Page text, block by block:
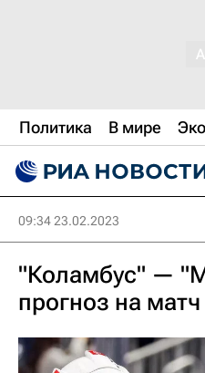
Политика В мире
09:34 23.02.2023
"Коламбус" —
прогноз на